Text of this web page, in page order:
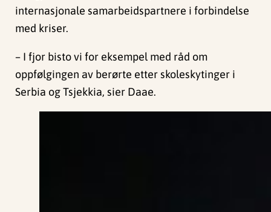
internasjonale samarbeidspartnere i forbindelse
med kriser.
– I fjor bisto vi for eksempel med råd om
oppfølgingen av berørte etter skoleskytinger i
Serbia og Tsjekkia, sier Daae.